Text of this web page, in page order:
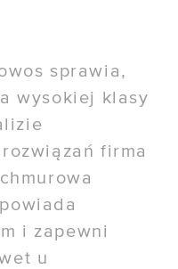
sprawia,
wysokiej klasy
firma
i zapewni
u